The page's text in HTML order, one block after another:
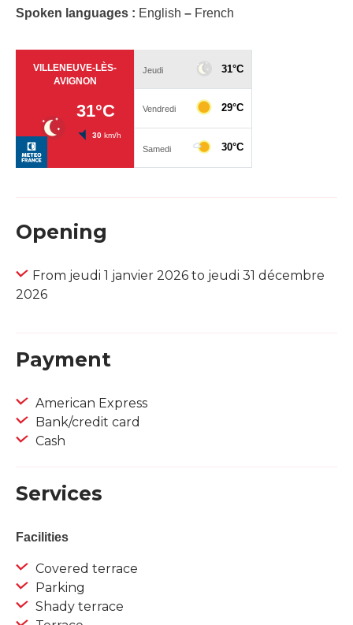
Spoken languages : English – French
Opening
From jeudi 1 janvier 2026 to jeudi 31 décembre
2026
Payment
American Express
Bank/credit card
Cash
Services
Facilities
Covered terrace
Parking
Shady terrace